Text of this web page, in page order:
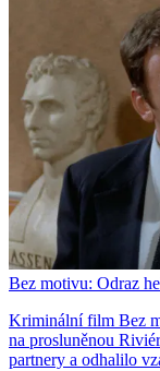
Bez motivu: Odraz
Kriminální film Bez
na prosluněnou
partnery a odhalilo